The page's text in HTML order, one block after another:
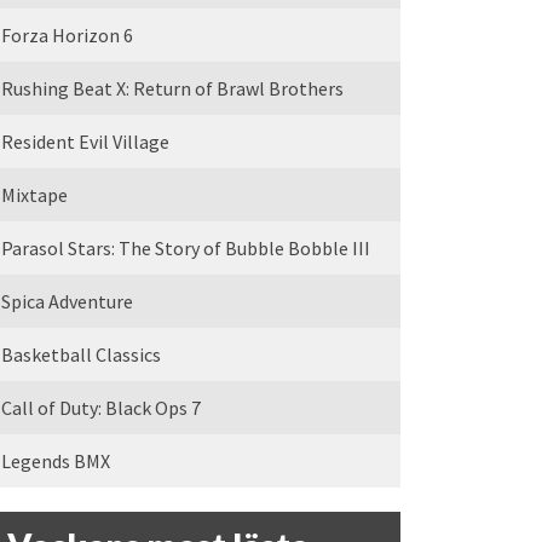
Forza Horizon 6
Rushing Beat X: Return of Brawl Brothers
Resident Evil Village
Mixtape
Parasol Stars: The Story of Bubble Bobble III
Spica Adventure
Basketball Classics
Call of Duty: Black Ops 7
Legends BMX